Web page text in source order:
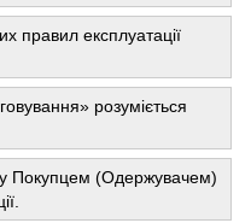
правил експлуатації
розуміється
Покупцем (Одержувачем)